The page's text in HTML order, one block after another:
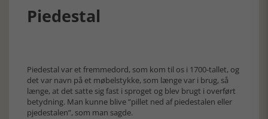
Piedestal
Piedestal var et fremmedord, som kom til os i 1700-tallet, og
det var navn på et møbelstykke, som længe var i brug, så
længe, at det satte sig fast i sproget og blev brugt i overført
betydning. Man kunne blive ”pillet ned af piedestalen eller
pjedestalen”, som man sagde.